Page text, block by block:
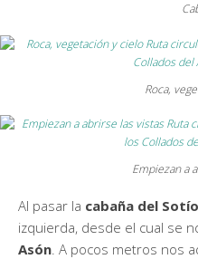
Roca,
Empiezan a
Al pasar la cabaña del Sotío
izquierda, desde el cual se
Asón . A pocos metros nos